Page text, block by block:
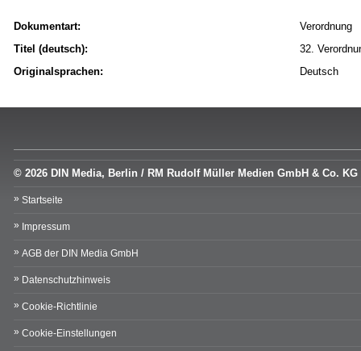
Dokumentart:
Verordnung
Titel (deutsch):
32.
Originalsprachen:
Deutsch
© 2026 DIN Media, Berlin / RM Rudolf Müller Medien GmbH & Co. KG
Startseite
Impressum
AGB der DIN Media GmbH
Datenschutzhinweis
Cookie-Richtlinie
Cookie-Einstellungen